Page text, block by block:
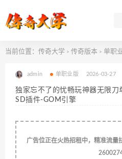
当前位置： 传奇大学 > 传奇版本 > 单职
admin 单职业版 2026-03-27
独家忘不了的忧畅玩神器无限
SD插件-GOM引擎
广告位正在火热招租中，精准流量